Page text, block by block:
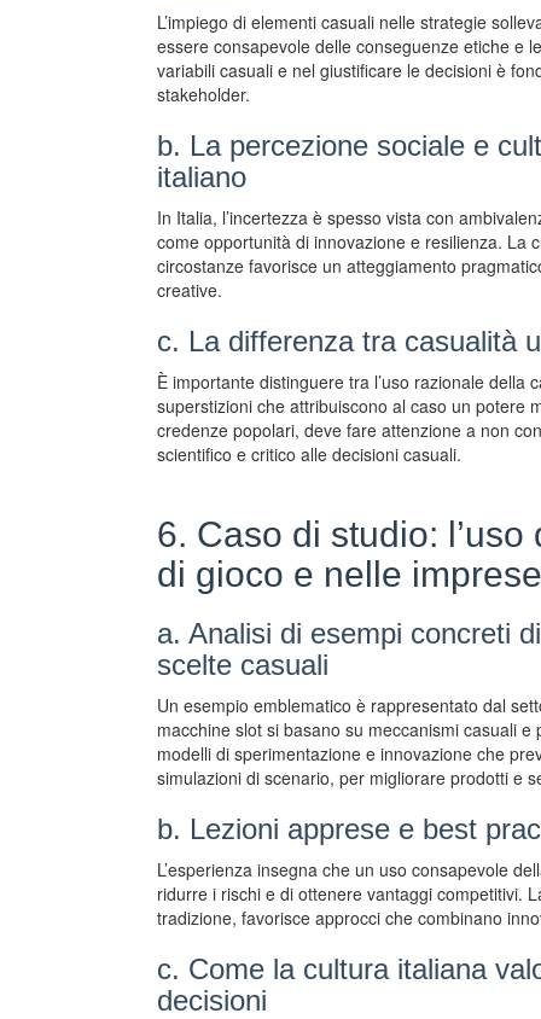
L’impiego di elementi casuali nelle strategie
essere consapevole delle conseguenze etiche e
variabili casuali e nel giustificare le decisioni è
stakeholder.
b. La percezione sociale e
italiano
In Italia, l’incertezza è spesso vista con
come opportunità di innovazione e resilienza. La
circostanze favorisce un atteggiamento
creative.
c. La differenza tra casualità
È importante distinguere tra l’uso razionale
superstizioni che attribuiscono al caso un potere
credenze popolari, deve fare attenzione a non
scientifico e critico alle decisioni casuali.
6. Caso di studio:
di gioco e nelle
a. Analisi di esempi concreti
scelte casuali
Un esempio emblematico è rappresentato dal
macchine slot si basano su meccanismi casuali
modelli di sperimentazione e innovazione che
simulazioni di scenario, per migliorare prodotti e
b. Lezioni apprese e best
L’esperienza insegna che un uso consapevole
ridurre i rischi e di ottenere vantaggi competitivi.
tradizione, favorisce approcci che combinano
c. Come la cultura italiana
decisioni